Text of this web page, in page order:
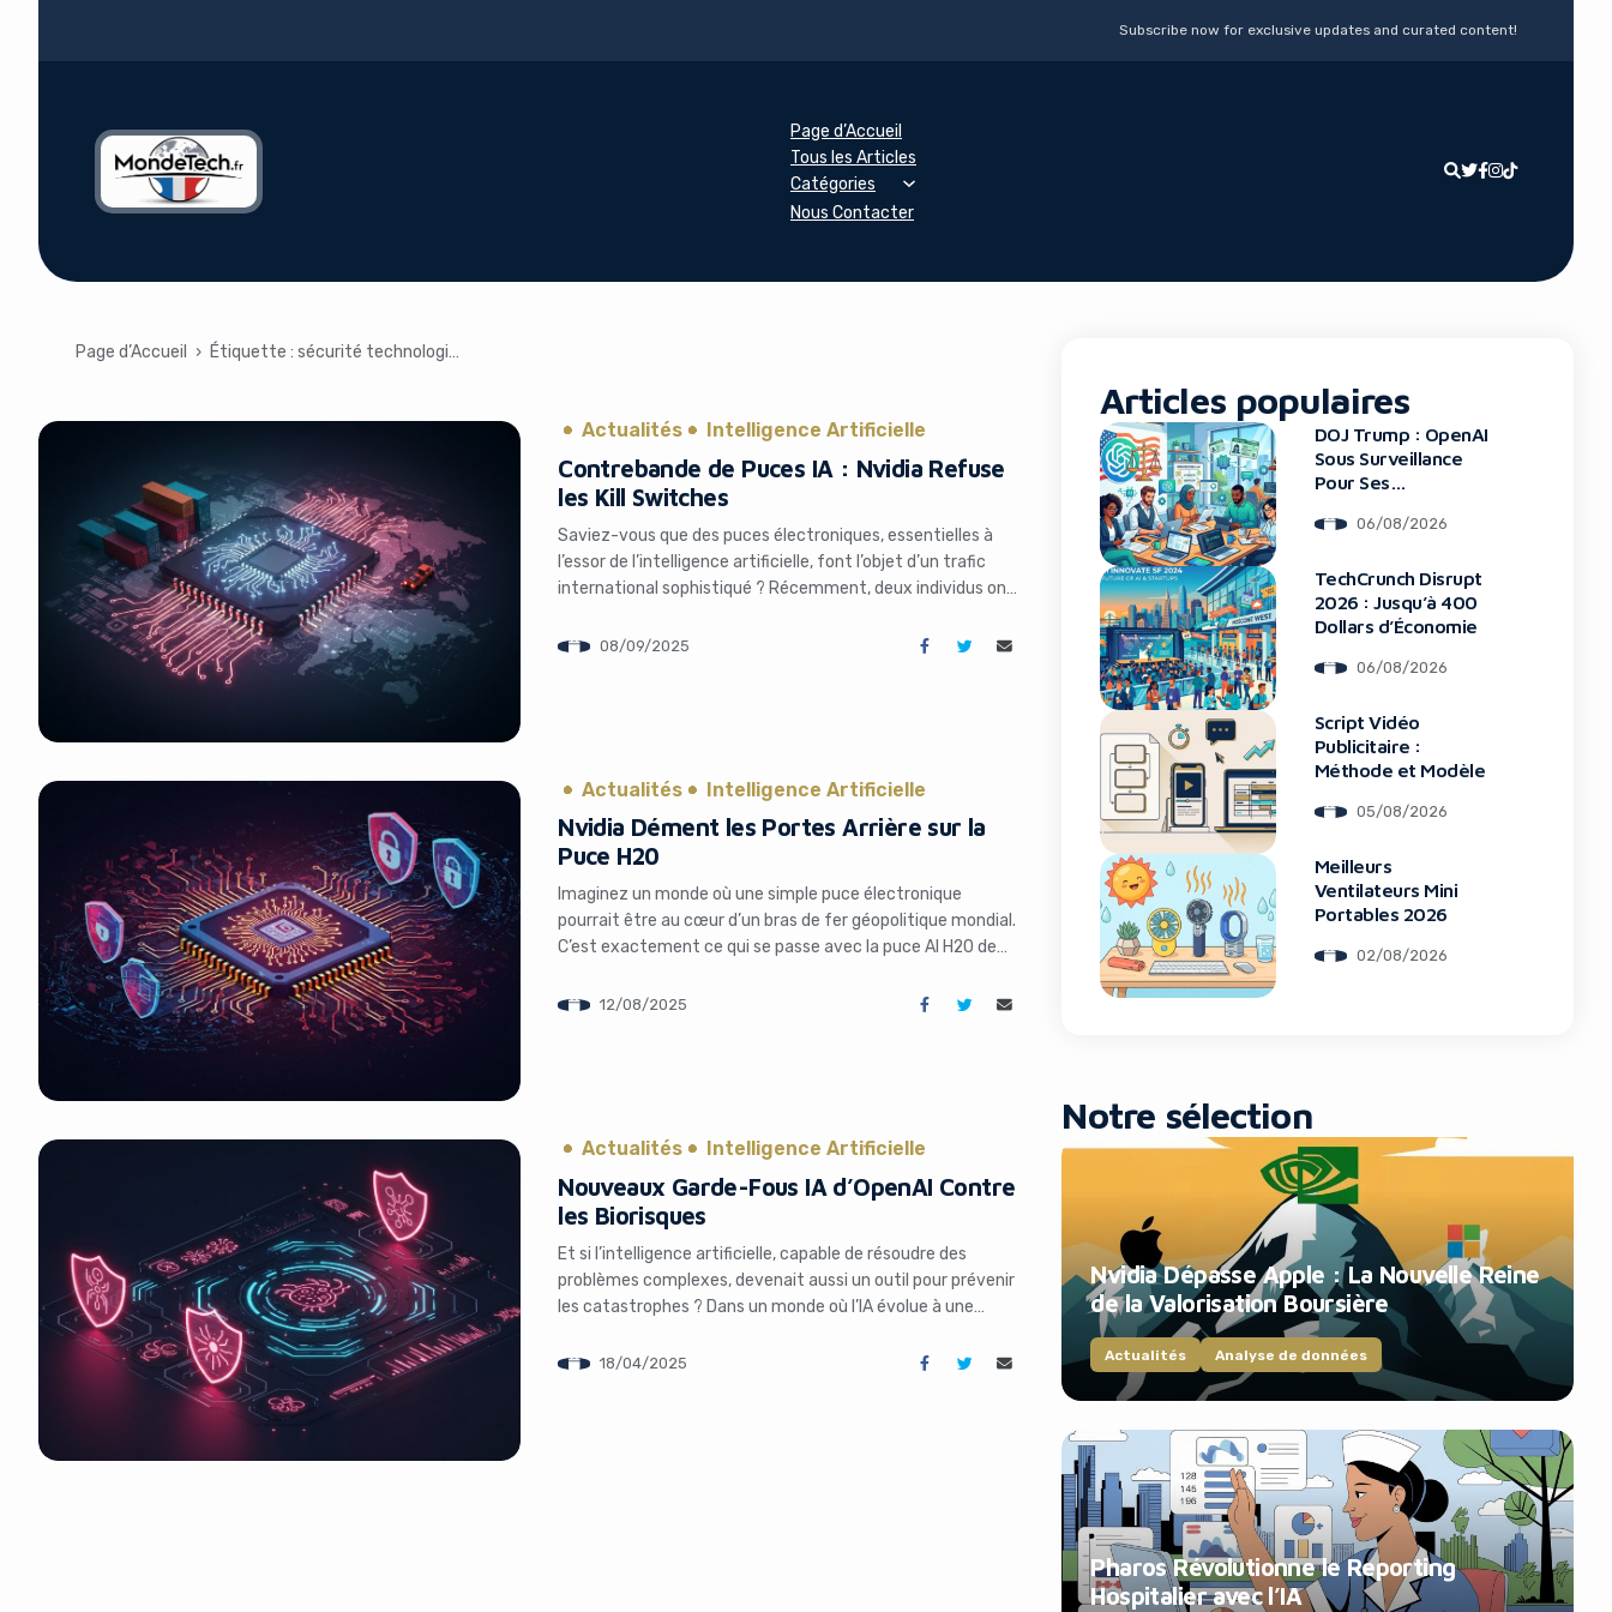
Subscribe now for exclusive updates and curated content!
Page d’Accueil
Tous les Articles
Catégories
Nous Contacter
Page d’Accueil › Étiquette :sécurité technologique
Actualités Intelligence Artificielle
Contrebande de Puces IA : Nvidia Refuse
les Kill Switches
Saviez-vous que des puces électroniques, essentielles à
l’essor de l’intelligence artificielle, font l’objet d’un trafic
international sophistiqué ? Récemment, deux individus ont
illégalement des puces IA de pointe vers la Chine. Cet
08/09/2025
Actualités Intelligence Artificielle
Nvidia Dément les Portes Arrière sur la
Puce H20
Imaginez un monde où une simple puce électronique
pourrait être au cœur d’un bras de fer géopolitique mondial.
C’est exactement ce qui se passe avec la puce AI H20 de
accusations de « portes arrière » dans ses produits destinés
12/08/2025
Actualités Intelligence Artificielle
Nouveaux Garde-Fous IA d’OpenAI Contre
les Biorisques
Et si l’intelligence artificielle, capable de résoudre des
problèmes complexes, devenait aussi un outil pour prévenir
les catastrophes ? Dans un monde où l’IA évolue à une
redéfinissent les standards de sécurité pour éviter que leurs
18/04/2025
Articles populaires
DOJ Trump : OpenAI
Sous Surveillance
Pour Ses
06/08/2026
TechCrunch Disrupt
2026 : Jusqu’à 400
Dollars d’Économie
06/08/2026
Script Vidéo
Publicitaire :
Méthode et Modèle
05/08/2026
Meilleurs
Ventilateurs Mini
Portables 2026
02/08/2026
Notre sélection
Nvidia Dépasse Apple : La Nouvelle Reine
de la Valorisation Boursière
Actualités Analyse de données
Pharos Révolutionne le Reporting
Hospitalier avec l’IA
It looks like you're using an ad-blocker!
Yes, I will turn off Ad-Blocker No Thanks